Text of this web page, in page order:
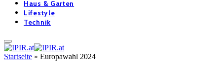
Haus & Garten
Lifestyle
Technik
Startseite » Europawahl 2024